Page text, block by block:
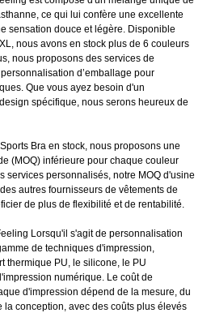
ce qui lui confère une excellente
sensation douce et légère. Disponible
nous avons en stock plus de 6 couleurs
nous proposons des services de
d’emballage pour
Que vous ayez besoin d'un
spécifique, nous serons heureux de
Bra en stock, nous proposons une
(MOQ) inférieure pour chaque couleur
services personnalisés, notre MOQ d'usine
autres fournisseurs de vêtements de
de plus de flexibilité et de rentabilité.
Lorsqu'il s'agit de personnalisation
de techniques d'impression,
thermique PU, le silicone, le PU
numérique. Le coût de
d'impression dépend de la mesure, du
la conception, avec des coûts plus élevés